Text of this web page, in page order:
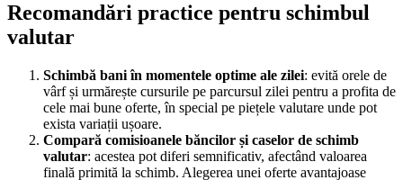
Recomandări practice pentru schimbul
valutar
Schimbă bani în momentele optime ale zilei: evită orele de
vârf și urmărește cursurile pe parcursul zilei pentru a profita de
cele mai bune oferte, în special pe piețele valutare unde pot
exista variații ușoare.
Compară comisioanele băncilor și caselor de schimb
valutar: acestea pot diferi semnificativ, afectând valoarea
finală primită la schimb. Alegerea unei oferte avantajoase